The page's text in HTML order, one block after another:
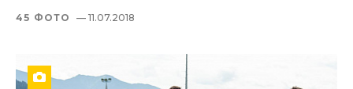
45 ФОТО — 11.07.2018